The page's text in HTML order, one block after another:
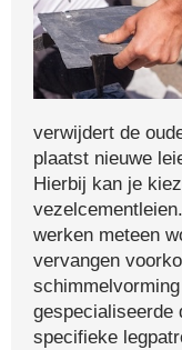
verwijdert de
plaatst nieuwe
Hierbij kan je
werken meteen
vervangen
gespecialiseerde
specifieke